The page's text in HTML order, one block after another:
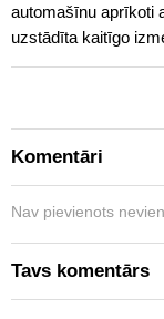
automašīnu aprīkoti
uzstādīta kaitīgo
Komentāri
Nav pievienots
Tavs komentārs